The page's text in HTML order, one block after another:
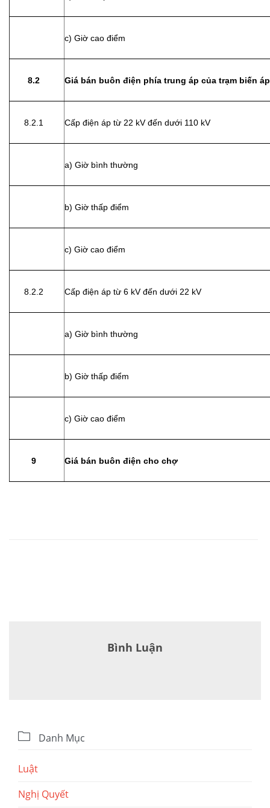
c) Giờ cao điểm
8.2 Giá bán buôn điện phía trung áp của trạm biến áp
8.2.1 Cấp điện áp từ 22 kV đến dưới 110 kV
a) Giờ bình thường
b) Giờ thấp điểm
c) Giờ cao điểm
8.2.2 Cấp điện áp từ 6 kV đến dưới 22 kV
a) Giờ bình thường
b) Giờ thấp điểm
c) Giờ cao điểm
9 Giá bán buôn điện cho chợ
Bình Luận
 Danh Mục
Luật
Nghị Quyết